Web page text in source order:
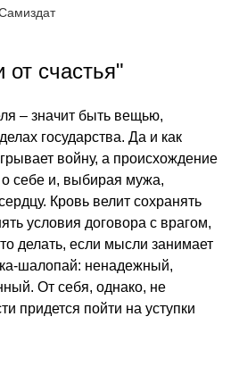
счастья"
– значит быть вещью,
государства. Да и как
войну, а происхождение
себе и, выбирая мужа,
Кровь велит сохранять
условия договора с врагом,
делать, если мысли занимает
шалопай: ненадежный,
От себя, однако, не
придется пойти на уступки